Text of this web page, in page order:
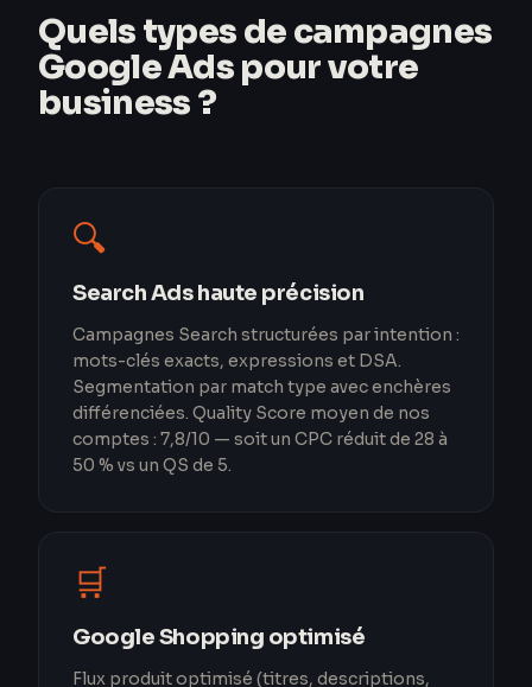
Quels types de campagnes
Google Ads pour votre
business ?
🔍
Search Ads haute précision
Campagnes Search structurées par intention :
mots-clés exacts, expressions et DSA.
Segmentation par match type avec enchères
différenciées. Quality Score moyen de nos
comptes : 7,8/10 — soit un CPC réduit de 28 à
50 % vs un QS de 5.
🛒
Google Shopping optimisé
Flux produit optimisé (titres, descriptions,